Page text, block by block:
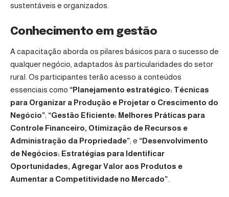
sustentáveis e organizados.
Conhecimento em gestão
A capacitação aborda os pilares básicos para o sucesso de
qualquer negócio, adaptados às particularidades do setor
rural. Os participantes terão acesso a conteúdos
essenciais como “Planejamento estratégico: Técnicas
para Organizar a Produção e Projetar o Crescimento do
Negócio”; “Gestão Eficiente: Melhores Práticas para
Controle Financeiro, Otimização de Recursos e
Administração da Propriedade”; e “Desenvolvimento
de Negócios: Estratégias para Identificar
Oportunidades, Agregar Valor aos Produtos e
Aumentar a Competitividade no Mercado”